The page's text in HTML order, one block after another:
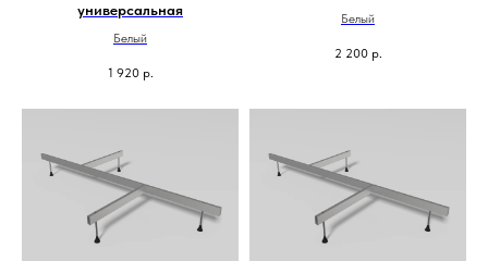
универсальная
Белый
1 920 р.
Белый
2 200 р.